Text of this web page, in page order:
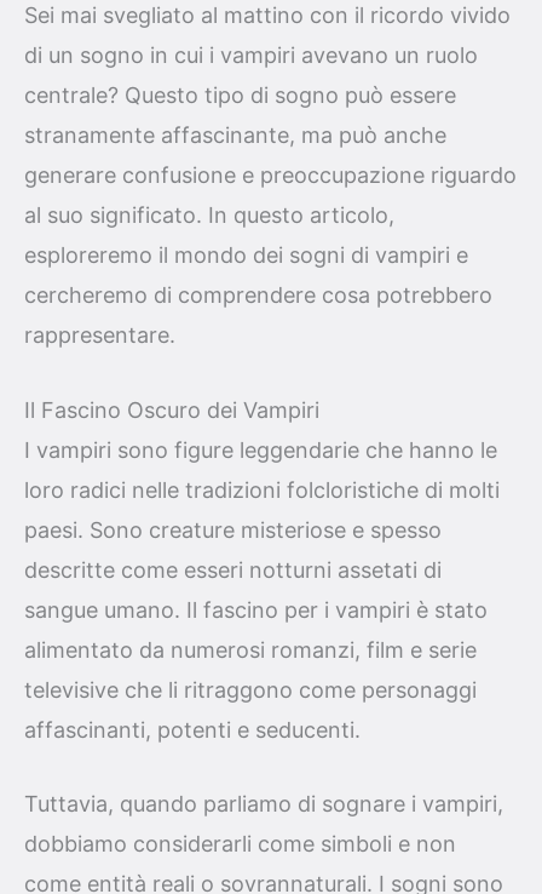
Sei mai svegliato al mattino con il ricordo vivido
di un sogno in cui i vampiri avevano un ruolo
centrale? Questo tipo di sogno può essere
stranamente affascinante, ma può anche
generare confusione e preoccupazione riguardo
al suo significato. In questo articolo,
esploreremo il mondo dei sogni di vampiri e
cercheremo di comprendere cosa potrebbero
rappresentare.
Il Fascino Oscuro dei Vampiri
I vampiri sono figure leggendarie che hanno le
loro radici nelle tradizioni folcloristiche di molti
paesi. Sono creature misteriose e spesso
descritte come esseri notturni assetati di
sangue umano. Il fascino per i vampiri è stato
alimentato da numerosi romanzi, film e serie
televisive che li ritraggono come personaggi
affascinanti, potenti e seducenti.
Tuttavia, quando parliamo di sognare i vampiri,
dobbiamo considerarli come simboli e non
come entità reali o sovrannaturali. I sogni sono